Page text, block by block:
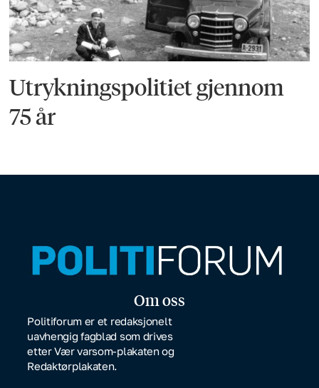
Utrykningspolitiet gjennom
75 år
Om oss
Politiforum er et redaksjonelt
uavhengig fagblad som drives
etter Vær varsom-plakaten og
Redaktørplakaten.